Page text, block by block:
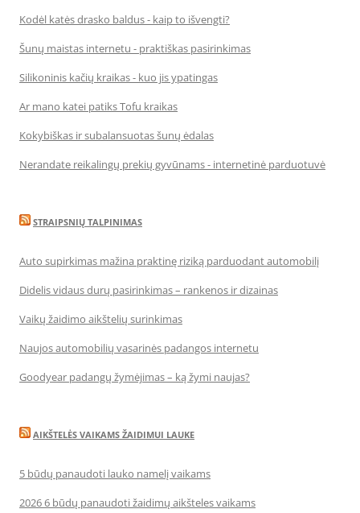
Kodėl katės drasko baldus - kaip to išvengti?
Šunų maistas internetu - praktiškas pasirinkimas
Silikoninis kačių kraikas - kuo jis ypatingas
Ar mano katei patiks Tofu kraikas
Kokybiškas ir subalansuotas šunų ėdalas
Nerandate reikalingų prekių gyvūnams - internetinė parduotuvė
STRAIPSNIŲ TALPINIMAS
Auto supirkimas mažina praktinę riziką parduodant automobilį
Didelis vidaus durų pasirinkimas – rankenos ir dizainas
Vaikų žaidimo aikštelių surinkimas
Naujos automobilių vasarinės padangos internetu
Goodyear padangų žymėjimas – ką žymi naujas?
AIKŠTELĖS VAIKAMS ŽAIDIMUI LAUKE
5 būdų panaudoti lauko namelį vaikams
2026 6 būdų panaudoti žaidimų aikšteles vaikams